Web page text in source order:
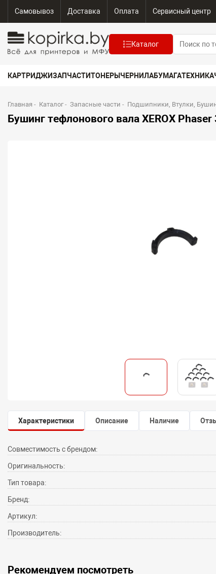
Самовывоз Доставка Оплата Сервисный центр
Каталог
КАРТРИДЖИЗАПЧАСТИТОНЕРЫ ЧЕРНИЛАБУМАГАТЕХНИКА
Главная - Каталог - Запасные части - Подшипники, Втулки,
Бушинг тефлонового вала XEROX
Характеристики Описание Наличие
Совместимость с брендом:
Оригинальность:
Тип товара:
Бренд:
Артикул:
Производитель:
Рекомендуем посмотреть